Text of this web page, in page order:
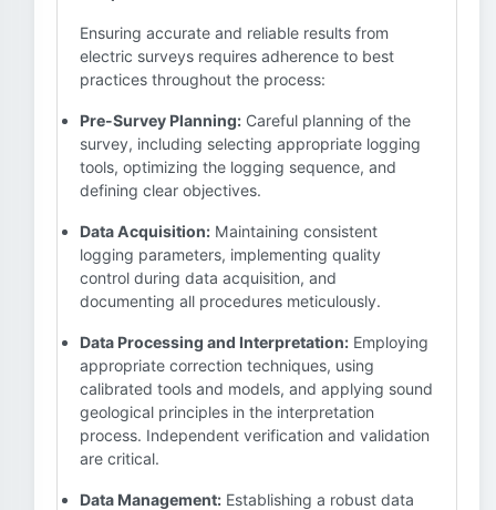
Ensuring accurate and reliable results from
electric surveys requires adherence to best
practices throughout the process:
Pre-Survey Planning: Careful planning of the
survey, including selecting appropriate logging
tools, optimizing the logging sequence, and
defining clear objectives.
Data Acquisition: Maintaining consistent
logging parameters, implementing quality
control during data acquisition, and
documenting all procedures meticulously.
Data Processing and Interpretation: Employing
appropriate correction techniques, using
calibrated tools and models, and applying sound
geological principles in the interpretation
process. Independent verification and validation
are critical.
Data Management: Establishing a robust data